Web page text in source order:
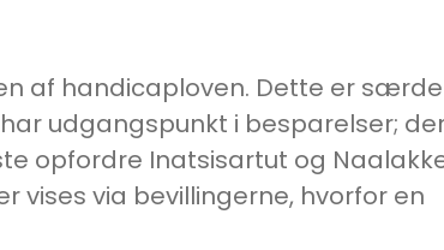
af handicaploven. Dette er
udgangspunkt i besparelser;
opfordre Inatsisartut og
via bevillingerne, hvorfor en